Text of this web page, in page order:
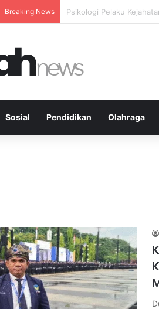
Breaking News Nutrisi Seimbang untuk
Sosial Pendidikan Olahraga